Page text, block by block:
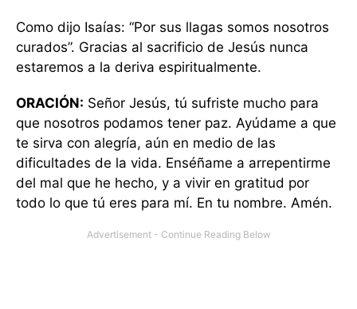
Como dijo Isaías: “Por sus llagas somos nosotros
curados”. Gracias al sacrificio de Jesús nunca
estaremos a la deriva espiritualmente.
ORACIÓN: Señor Jesús, tú sufriste mucho para
que nosotros podamos tener paz. Ayúdame a que
te sirva con alegría, aún en medio de las
dificultades de la vida. Enséñame a arrepentirme
del mal que he hecho, y a vivir en gratitud por
todo lo que tú eres para mí. En tu nombre. Amén.